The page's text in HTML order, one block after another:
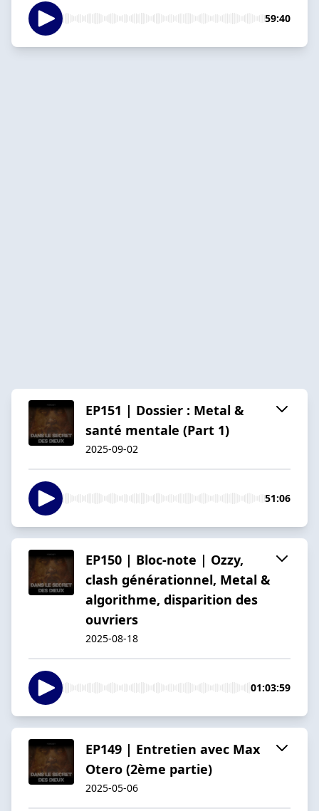
59:40
EP151 | Dossier : Metal &
santé mentale (Part 1)
2025-09-02
51:06
EP150 | Bloc-note | Ozzy,
clash générationnel, Metal &
algorithme, disparition des
ouvriers
2025-08-18
01:03:59
EP149 | Entretien avec Max
Otero (2ème partie)
2025-05-06